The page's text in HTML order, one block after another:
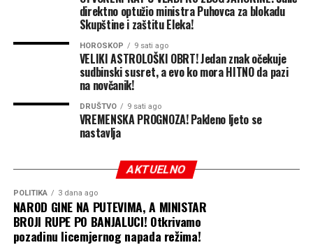
direktno optužio ministra Puhovca za blokadu
Skupštine i zaštitu Eleka!
HOROSKOP 9 sati ago
VELIKI ASTROLOŠKI OBRT! Jedan znak očekuje
sudbinski susret, a evo ko mora HITNO da pazi
na novčanik!
DRUŠTVO 9 sati ago
VREMENSKA PROGNOZA! Pakleno ljeto se
nastavlja
AKTUELNO
POLITIKA 3 dana ago
NAROD GINE NA PUTEVIMA, A MINISTAR
BROJI RUPE PO BANJALUCI! Otkrivamo
pozadinu licemjernog napada režima!